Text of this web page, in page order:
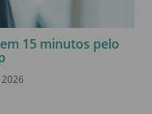
15 minutos pelo